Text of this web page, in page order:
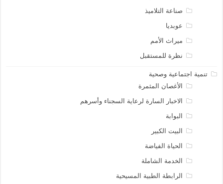
صناعة التلاميذ
عوبديا
ميراث الأمم
نظرة للمستقبل
تنمية اجتماعية وصحية
الأغصان المثمرة
الاخبار السارة لرعاية السجناء وأسرهم
البوابة
البيت الكبير
الحياة الفياضة
الخدمة الشاملة
الرابطة الطبية المسيحية